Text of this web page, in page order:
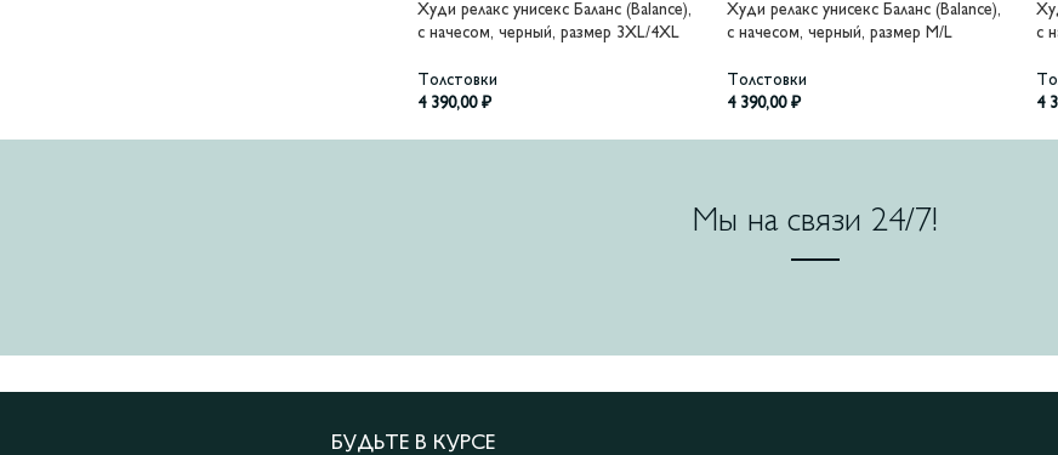
Худи релакс унисекс Баланс (Balance),
с начесом, черный, размер 3XL/4XL
Толстовки
4 390,00 ₽
Худи релакс унисекс Баланс (Balance),
с начесом, черный, размер M/L
Толстовки
4 390,00 ₽
с
4
Мы на связи 24/7!
БУДЬТЕ В КУРСЕ